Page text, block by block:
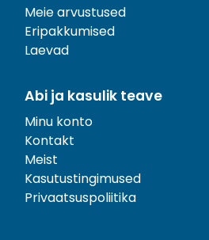
Meie arvustused
Eripakkumised
Laevad
Abi ja kasulik teave
Minu konto
Kontakt
Meist
Kasutustingimused
Privaatsuspoliitika